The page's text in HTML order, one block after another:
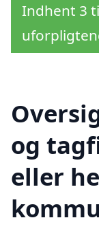
Indhent 3
og
eller